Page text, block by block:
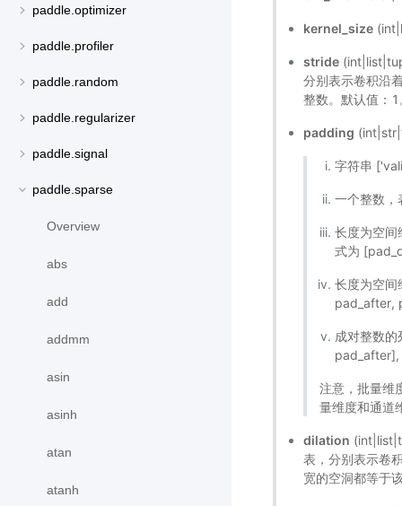
paddle.optimizer
paddle.profiler
paddle.random
paddle.regularizer
paddle.signal
paddle.sparse
Overview
abs
add
addmm
asin
asinh
atan
atanh
kernel_size
stride
分别表示卷积沿
整数。默认值：1
padding
字符串
一个整数，
长度为空
式为
长度为空
pad_after,
成对整数
pad_after],
注意，批量维
量维度和通道
dilation
表，分别表示卷
宽的空洞都等于